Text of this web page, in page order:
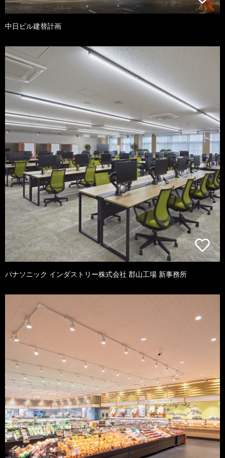
中日ビル建替計画
パナソニック インダストリー株式会社 郡山工場 新事務所